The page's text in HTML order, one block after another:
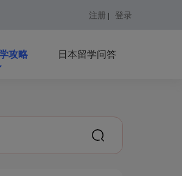
注册 | 登录
攻略 日本留学问答